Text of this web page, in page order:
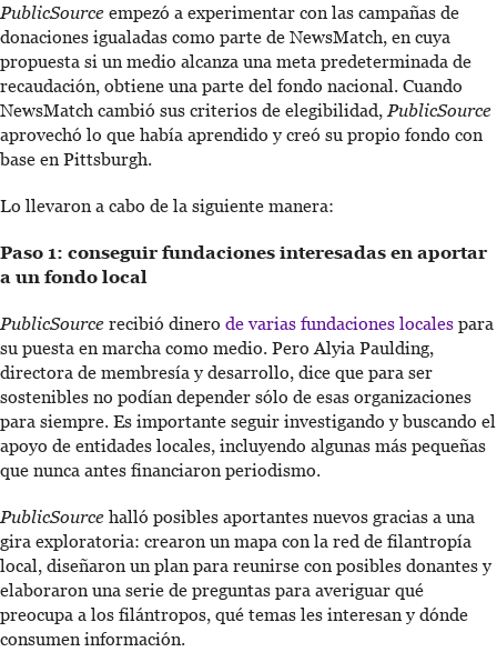
PublicSource empezó a experimentar con las campañas de
donaciones igualadas como parte de NewsMatch, en cuya
propuesta si un medio alcanza una meta predeterminada de
recaudación, obtiene una parte del fondo nacional. Cuando
NewsMatch cambió sus criterios de elegibilidad, PublicSource
aprovechó lo que había aprendido y creó su propio fondo con
base en Pittsburgh.
Lo llevaron a cabo de la siguiente manera:
Paso 1: conseguir fundaciones interesadas en aportar
a un fondo local
PublicSource recibió dinero de varias fundaciones locales para
su puesta en marcha como medio. Pero Alyia Paulding,
directora de membresía y desarrollo, dice que para ser
sostenibles no podían depender sólo de esas organizaciones
para siempre. Es importante seguir investigando y buscando el
apoyo de entidades locales, incluyendo algunas más pequeñas
que nunca antes financiaron periodismo.
PublicSource halló posibles aportantes nuevos gracias a una
gira exploratoria: crearon un mapa con la red de filantropía
local, diseñaron un plan para reunirse con posibles donantes y
elaboraron una serie de preguntas para averiguar qué
preocupa a los filántropos, qué temas les interesan y dónde
consumen información.